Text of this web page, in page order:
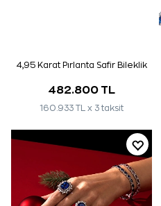
4,95 Karat Pırlanta Safir Bileklik
482.800 TL
160.933 TL x 3 taksit